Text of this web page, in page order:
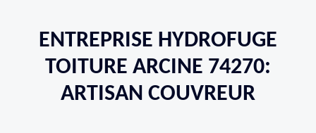
ENTREPRISE HYDROFUGE
TOITURE ARCINE 74270:
ARTISAN COUVREUR